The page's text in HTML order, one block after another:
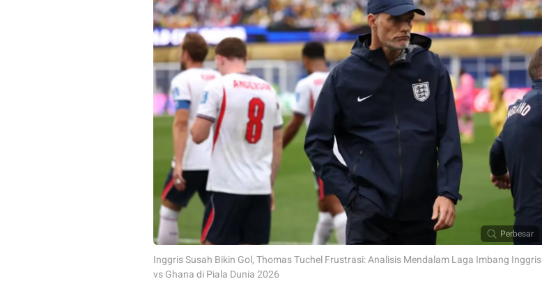
Perbesar
Inggris Susah Bikin Gol, Thomas Tuchel Frustrasi: Analisis Mendalam Laga Imbang Inggris
vs Ghana di Piala Dunia 2026